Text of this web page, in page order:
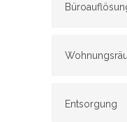
Entsorgung